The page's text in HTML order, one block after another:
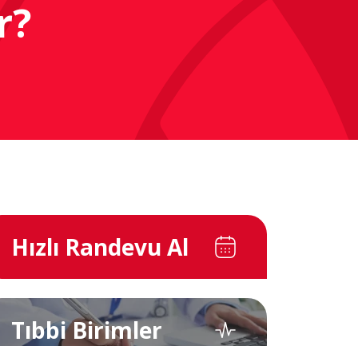
Online Hizmetler
E-Randevu
E-Sonuç
Hasta Rehberi
Hızlı Randevu Al
Tıbbi Birimler